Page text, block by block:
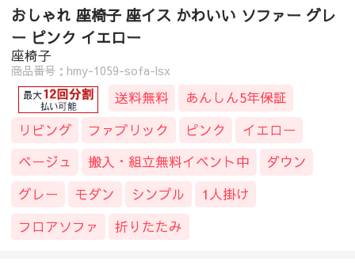
おしゃれ 座椅子 座イス かわいい ソファー グレ
ー ピンク イエロー
座椅子
商品番号：hmy-1059-sofa-lsx
送料無料
あんしん5年保証
リビング
ファブリック ピンク
イエロー
ベージュ
搬入・組立無料イベント中
ダウン
グレー
モダン シンプル
1人掛け
フロアソファ
折りたたみ